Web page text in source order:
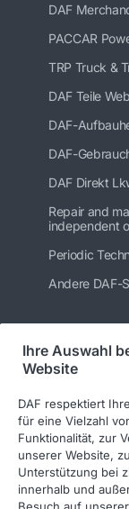
DAF
PACCAR
TRP Truck &
DAF Teile
DAF-
DAF-
DAF Direkt
Repair and
independent
Periodic
Andere DAF-
Folgen Sie
Ihre Auswahl
Website
DAF respektiert
für eine Vielzahl
Funktionalität, zur
unserer Website,
Unterstützung bei
innerhalb und